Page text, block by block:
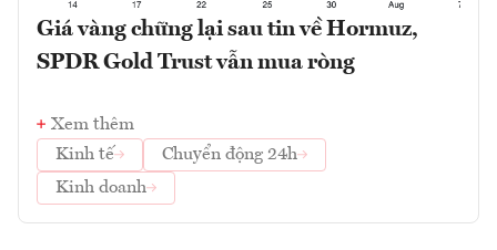
Giá vàng chững lại sau tin về Hormuz,
SPDR Gold Trust vẫn mua ròng
Xem thêm
Kinh tế
Chuyển động 24h
Kinh doanh